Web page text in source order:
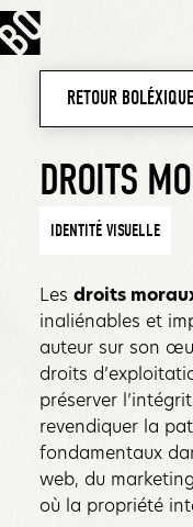
RETOUR BOLÉXIQUE
DROITS
IDENTITÉ VISUELLE
Les droits
inaliénables et
auteur sur son
droits
préserver
revendiquer la
fondamentaux
web, du
où la propriété